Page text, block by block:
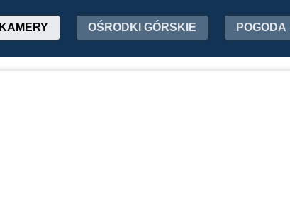
KAMERY OŚRODKI GÓRSKIE POGODA